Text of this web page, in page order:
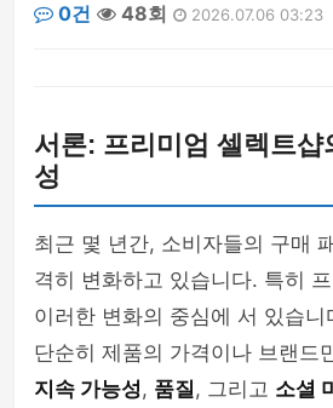
0건
48회 2026.07.06 03:23
서론: 프리미엄 셀렉트샵
성
최근 몇 년간, 소비자들의 구매
격히 변화하고 있습니다. 특히
이러한 변화의 중심에 서 있습니
단순히 제품의 가격이나 브랜드
지속 가능성, 품질, 그리고 소셜